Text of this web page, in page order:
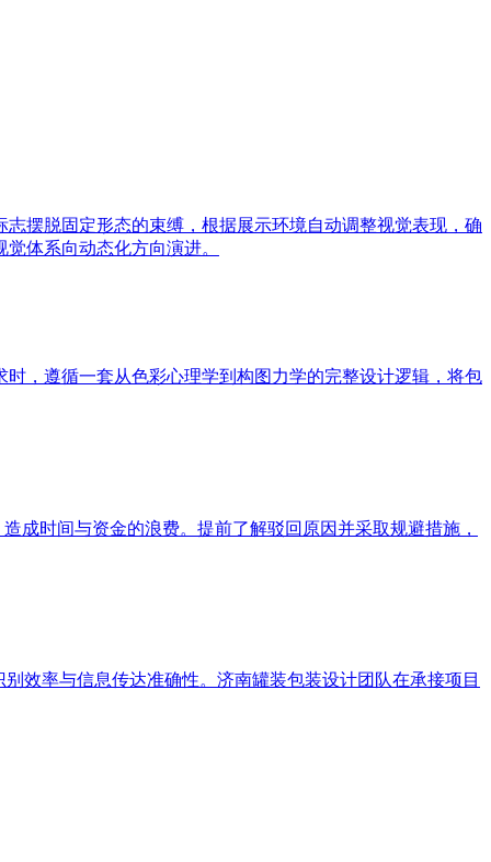
摆脱固定形态的束缚，根据展示环境自动调整视觉表现，确
体系向动态化方向演进。
，遵循一套从色彩心理学到构图力学的完整设计逻辑，将包
成时间与资金的浪费。提前了解驳回原因并采取规避措施，
效率与信息传达准确性。济南罐装包装设计团队在承接项目